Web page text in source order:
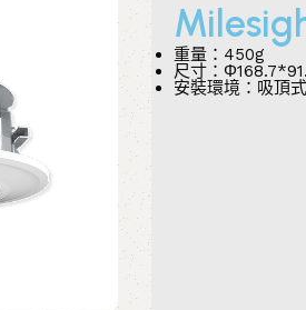
重量：450g
尺寸：
安裝環境：吸頂